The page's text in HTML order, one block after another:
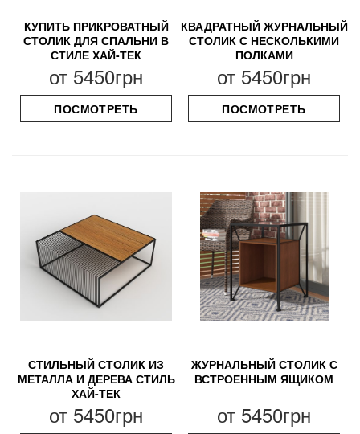
КУПИТЬ ПРИКРОВАТНЫЙ
СТОЛИК ДЛЯ СПАЛЬНИ В
СТИЛЕ ХАЙ-ТЕК
от 5450грн
ПОСМОТРЕТЬ
КВАДРАТНЫЙ ЖУРНАЛЬНЫЙ
СТОЛИК С НЕСКОЛЬКИМИ
ПОЛКАМИ
от 5450грн
ПОСМОТРЕТЬ
СТИЛЬНЫЙ СТОЛИК ИЗ
МЕТАЛЛА И ДЕРЕВА СТИЛЬ
ХАЙ-ТЕК
от 5450грн
ЖУРНАЛЬНЫЙ СТОЛИК С
ВСТРОЕННЫМ ЯЩИКОМ
от 5450грн